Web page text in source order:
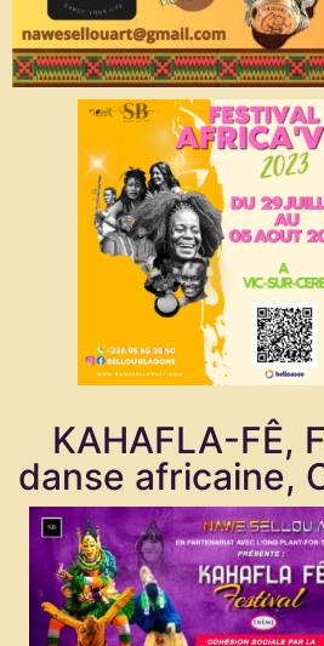
KAHAFLA-FÊ,
danse africaine,